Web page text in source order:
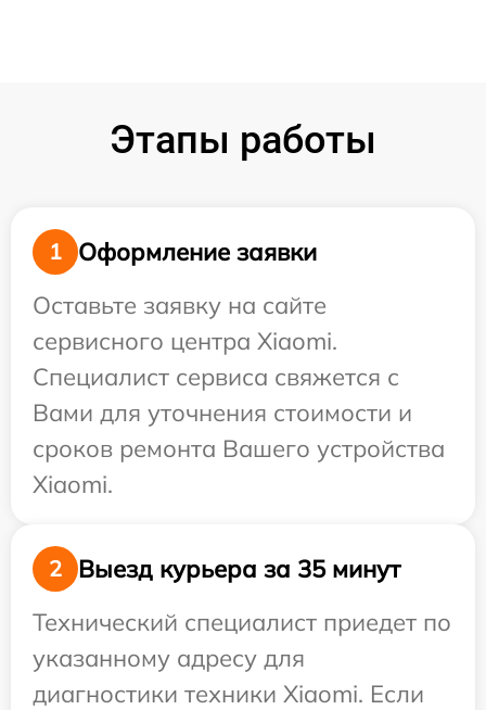
Этапы работы
1
Оформление заявки
Оставьте заявку на сайте
сервисного центра Xiaomi.
Специалист сервиса свяжется с
Вами для уточнения стоимости и
сроков ремонта Вашего устройства
Xiaomi.
2
Выезд курьера за 35 минут
Технический специалист приедет по
указанному адресу для
диагностики техники Xiaomi. Если